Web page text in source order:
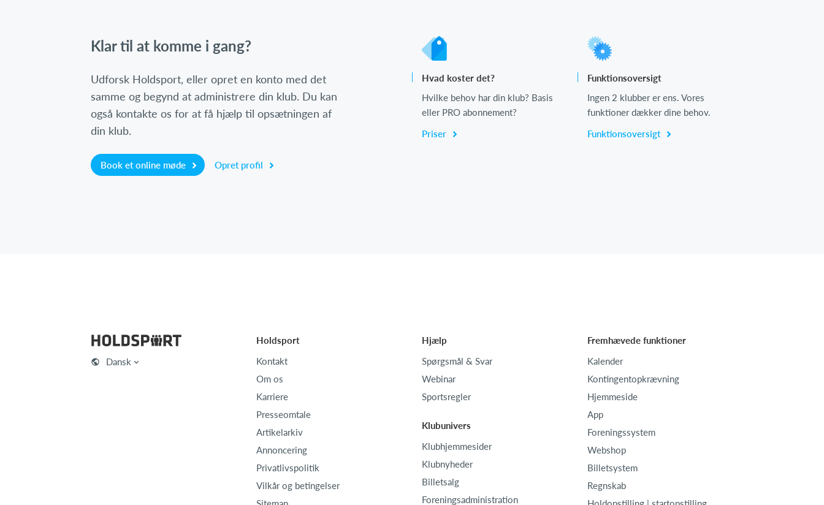
Klar til at komme i gang?
Udforsk Holdsport, eller opret en konto med det
samme og begynd at administrere din klub. Du kan
også kontakte os for at få hjælp til opsætningen af
din klub.
Book et online møde Opret profil
Hvad koster det?
Hvilke behov har din klub? Basis
eller PRO abonnement?
Priser
Funktionsoversigt
Ingen 2 klubber er ens. Vores
funktioner dækker dine behov.
Funktionsoversigt
Dansk
Holdsport
Kontakt
Om os
Karriere
Presseomtale
Artikelarkiv
Annoncering
Privatlivspolitik
Vilkår og betingelser
Hjælp
Spørgsmål & Svar
Webinar
Sportsregler
Klubunivers
Klubhjemmesider
Klubnyheder
Billetsalg
Foreningsadministration
Fremhævede funktioner
Kalender
Kontingentopkrævning
Hjemmeside
App
Foreningssystem
Webshop
Billetsystem
Regnskab